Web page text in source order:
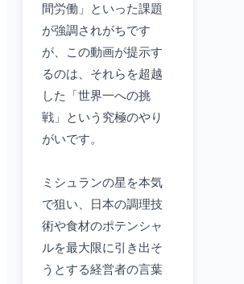
間労働」といった課題
が強調されがちです
が、この動画が提示す
るのは、それらを超越
した「世界一への挑
戦」という究極のやり
がいです。
ミシュランの星を本気
で狙い、日本の調理技
術や食材のポテンシャ
ルを最大限に引き出そ
うとする経営者の言葉